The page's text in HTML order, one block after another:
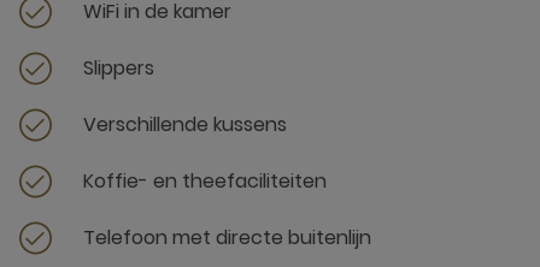
WiFi in de kamer
Slippers
Verschillende kussens
Koffie- en theefaciliteiten
Telefoon met directe buitenlijn